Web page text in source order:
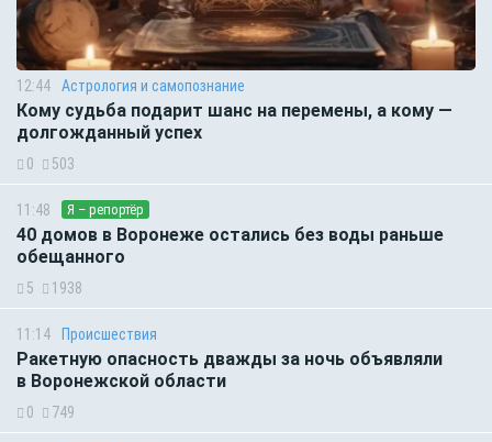
12:44 Астрология и самопознание
Кому судьба подарит шанс на перемены, а кому —
долгожданный успех
0 503
11:48 Я – репортёр
40 домов в Воронеже остались без воды раньше
обещанного
5 1938
11:14 Происшествия
Ракетную опасность дважды за ночь объявляли
в Воронежской области
0 749